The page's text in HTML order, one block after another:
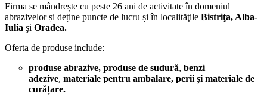
Firma se mândrește cu peste 26 ani de activitate în domeniul
abrazivelor și deține puncte de lucru și în localităţile Bistriţa, Alba-
Iulia şi Oradea.
Oferta de produse include:
produse abrazive, produse de sudură, benzi
adezive, materiale pentru ambalare, perii și materiale de
curățare.